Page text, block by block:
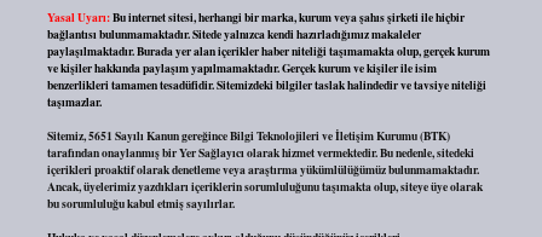
Yasal Uyarı:Bu internet sitesi, herhangi bir marka, kurum veya şahıs şirketi ile hiçbir
bağlantısı bulunmamaktadır. Sitede yalnızca kendi hazırladığımız makaleler
paylaşılmaktadır. Burada yer alan içerikler haber niteliği taşımamakta olup, gerçek kurum
ve kişiler hakkında paylaşım yapılmamaktadır. Gerçek kurum ve kişiler ile isim
benzerlikleri tamamen tesadüfidir. Sitemizdeki bilgiler taslak halindedir ve tavsiye niteliği
taşımazlar.
Sitemiz, 5651 Sayılı Kanun gereğince Bilgi Teknolojileri ve İletişim Kurumu (BTK)
tarafından onaylanmış bir Yer Sağlayıcı olarak hizmet vermektedir. Bu nedenle, sitedeki
içerikleri proaktif olarak denetleme veya araştırma yükümlülüğümüz bulunmamaktadır.
Ancak, üyelerimiz yazdıkları içeriklerin sorumluluğunu taşımakta olup, siteye üye olarak
bu sorumluluğu kabul etmiş sayılırlar.